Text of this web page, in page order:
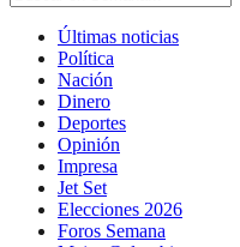
Últimas noticias
Política
Nación
Dinero
Deportes
Opinión
Impresa
Jet Set
Elecciones 2026
Foros Semana